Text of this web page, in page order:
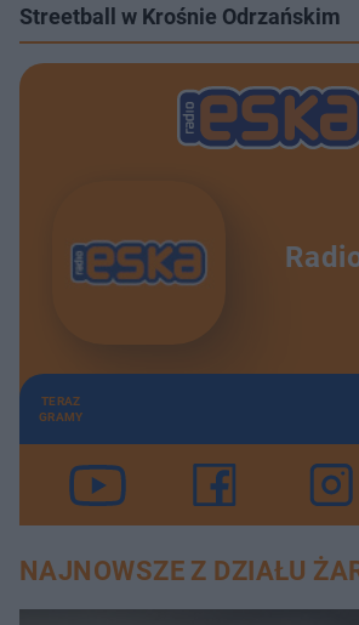
Streetball w Krośnie Odrzańskim
TERAZ
GRAMY
NAJNOWSZE Z DZIAŁU